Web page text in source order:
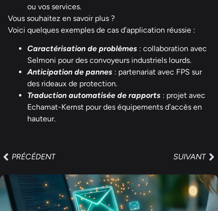
ou vos services.
Vous souhaitez en savoir plus ?
Voici quelques exemples de cas d’application réussie :
Caractérisation de problèmes : collaboration avec
Selmoni pour des convoyeurs industriels lourds.
Anticipation de pannes : partenariat avec FPS sur
des rideaux de protection.
Traduction automatisée de rapports : projet avec
Echamat-Kernst pour des équipements d’accès en
hauteur.
PRÉCÉDENT SUIVANT